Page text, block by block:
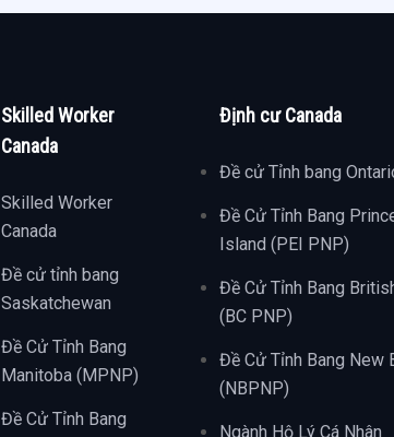
Skilled Worker
Canada
Skilled Worker
Canada
Đề cử tỉnh bang
Saskatchewan
Đề Cử Tỉnh Bang
Manitoba (MPNP)
Đề Cử Tỉnh Bang
Định cư Canada
Đề cử Tỉnh bang
Đề Cử Tỉnh Bang
Island (PEI PNP)
Đề Cử Tỉnh Bang
(BC PNP)
Đề Cử Tỉnh Bang New
(NBPNP)
Ngành Hộ Lý Cá Nhân